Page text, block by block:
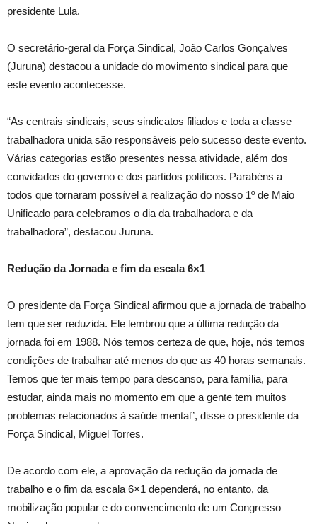
presidente Lula.
O secretário-geral da Força Sindical, João Carlos Gonçalves
(Juruna) destacou a unidade do movimento sindical para que
este evento acontecesse.
“As centrais sindicais, seus sindicatos filiados e toda a classe
trabalhadora unida são responsáveis pelo sucesso deste evento.
Várias categorias estão presentes nessa atividade, além dos
convidados do governo e dos partidos políticos. Parabéns a
todos que tornaram possível a realização do nosso 1º de Maio
Unificado para celebramos o dia da trabalhadora e da
trabalhadora”, destacou Juruna.
Redução da Jornada e fim da escala 6×1
O presidente da Força Sindical afirmou que a jornada de trabalho
tem que ser reduzida. Ele lembrou que a última redução da
jornada foi em 1988. Nós temos certeza de que, hoje, nós temos
condições de trabalhar até menos do que as 40 horas semanais.
Temos que ter mais tempo para descanso, para família, para
estudar, ainda mais no momento em que a gente tem muitos
problemas relacionados à saúde mental”, disse o presidente da
Força Sindical, Miguel Torres.
De acordo com ele, a aprovação da redução da jornada de
trabalho e o fim da escala 6×1 dependerá, no entanto, da
mobilização popular e do convencimento de um Congresso